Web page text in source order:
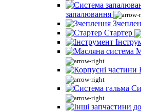
запалювання
Стартер